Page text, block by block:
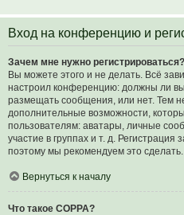
Вход на конференцию и
Зачем мне нужно регистрироваться?
Вы можете этого и не делать. Всё
настроил конференцию: должны ли вы
размещать сообщения, или нет. Тем
дополнительные возможности,
пользователям: аватары, личные
участие в группах и т. д. Регистрация
поэтому мы рекомендуем это сделать.
Вернуться к началу
Что такое COPPA?